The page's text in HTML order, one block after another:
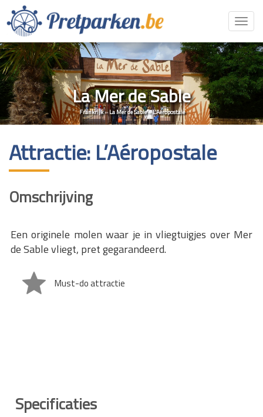
La Mer de Sable
Frankrijk»La Mer de Sable»L’Aéropostale
Attractie: L’Aéropostale
Omschrijving
Een originele molen waar je in vliegtuigjes over Mer
de Sable vliegt, pret gegarandeerd.
Must-do attractie
Specificaties